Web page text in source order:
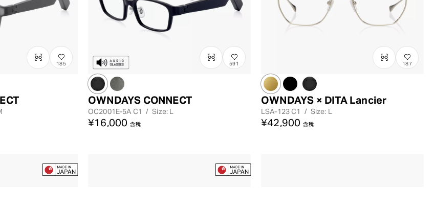
185 591
OWNDAYS CONNECT
OC2001E-5A C1 / Size: L
¥16,000 含稅
187
OWNDAYS × DITA Lancier
LSA-123C1 / Size: L
¥42,900 含稅